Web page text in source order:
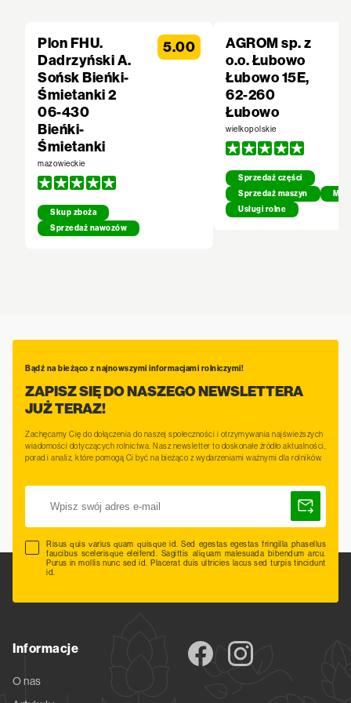
Plon FHU.
Dadrzyński A.
Sońsk Bieńki-
Śmietanki 2
06-430
Bieńki-
Śmietanki
mazowieckie
Skup zboża
Sprzedaż nawozów
5.00
AGROM sp. z
o.o. Łubowo
Łubowo 15E,
62-260
Łubowo
wielkopolskie
Sprzedaż części
Sprzedaż maszyn
Usługi rolne
Bądź na bieżąco z najnowszymi informacjami rolniczymi!
ZAPISZ SIĘ DO NASZEGO NEWSLETTERA
JUŻ TERAZ!
Zachęcamy Cię do dołączenia do naszej społeczności i otrzymywania najświeższych
wiadomości dotyczących rolnictwa. Nasz newsletter to doskonałe źródło aktualności,
porad i analiz, które pomogą Ci być na bieżąco z wydarzeniami ważnymi dla rolników.
Risus quis varius quam quisque id. Sed egestas egestas fringilla phasellus
faucibus scelerisque eleifend. Sagittis aliquam malesuada bibendum arcu.
Purus in mollis nunc sed id. Placerat duis ultricies lacus sed turpis tincidunt
id.
Informacje
O nas